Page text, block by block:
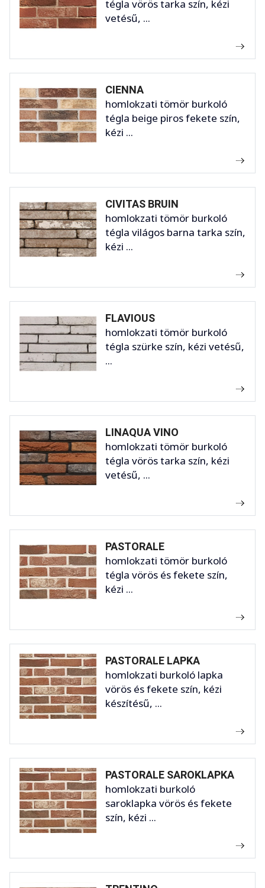
tégla vörös tarka szín, kézi
vetésű, ...
CIENNA
homlokzati tömör burkoló
tégla beige piros fekete szín,
kézi ...
CIVITAS BRUIN
homlokzati tömör burkoló
tégla világos barna tarka szín,
kézi ...
FLAVIOUS
homlokzati tömör burkoló
tégla szürke szín, kézi vetésű,
...
LINAQUA VINO
homlokzati tömör burkoló
tégla vörös tarka szín, kézi
vetésű, ...
PASTORALE
homlokzati tömör burkoló
tégla vörös és fekete szín,
kézi ...
PASTORALE LAPKA
homlokzati burkoló lapka
vörös és fekete szín, kézi
készítésű, ...
PASTORALE SAROKLAPKA
homlokzati burkoló
saroklapka vörös és fekete
szín, kézi ...